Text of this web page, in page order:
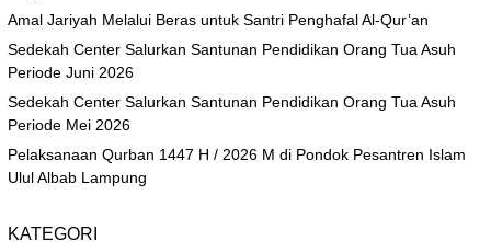
Amal Jariyah Melalui Beras untuk Santri Penghafal Al-Qur’an
Sedekah Center Salurkan Santunan Pendidikan Orang Tua Asuh
Periode Juni 2026
Sedekah Center Salurkan Santunan Pendidikan Orang Tua Asuh
Periode Mei 2026
Pelaksanaan Qurban 1447 H / 2026 M di Pondok Pesantren Islam
Ulul Albab Lampung
KATEGORI